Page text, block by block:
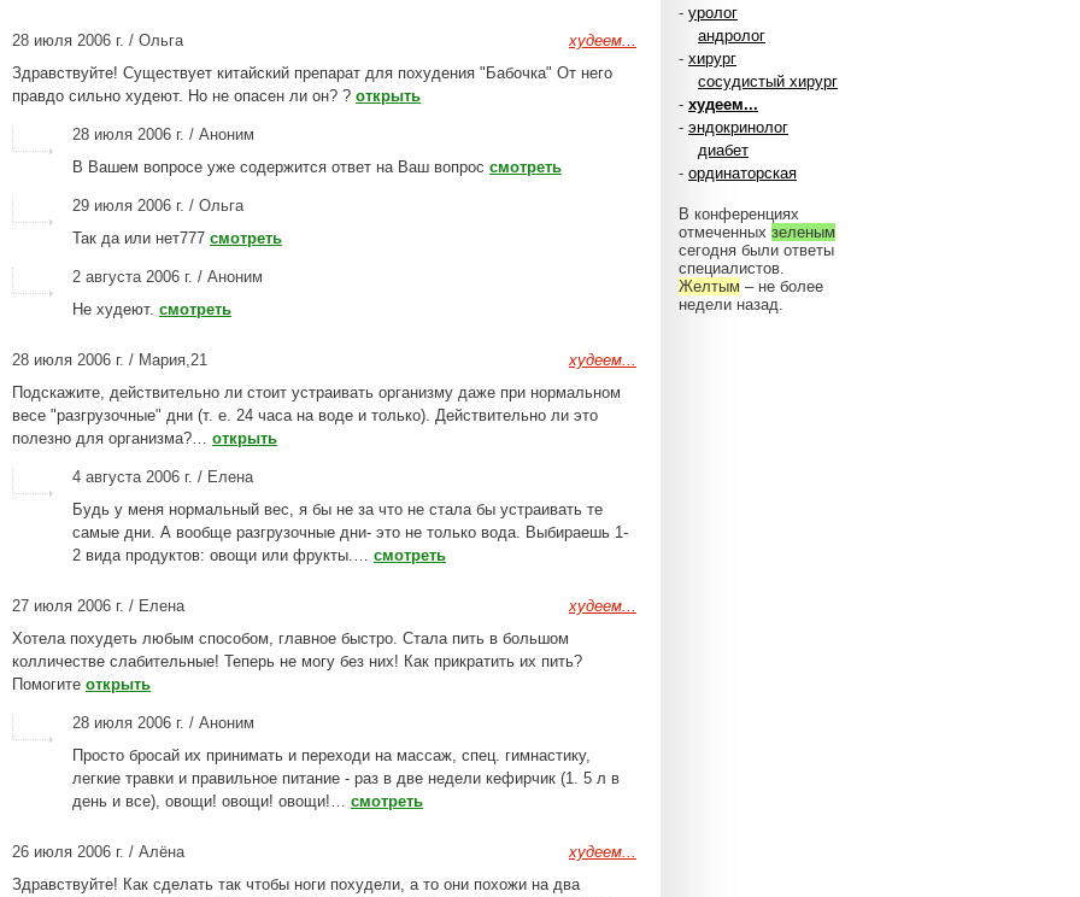
- уролог
андролог
- хирург
сосудистый хирург
- худеем...
- эндокринолог
диабет
- ординаторская
В конференциях
отмеченных зеленым
сегодня были ответы
специалистов.
Желтым – не более
недели назад.
худеем...
28 июля 2006 г. / Ольга
Здравствуйте! Существует китайский препарат для похудения "Бабочка" От него
правдо сильно худеют. Но не опасен ли он? ? открыть
28 июля 2006 г. / Аноним
В Вашем вопросе уже содержится ответ на Ваш вопрос смотреть
29 июля 2006 г. / Ольга
Так да или нет777 смотреть
2 августа 2006 г. / Аноним
Не худеют. смотреть
худеем...
28 июля 2006 г. / Мария,21
Подскажите, действительно ли стоит устраивать организму даже при нормальном
весе "разгрузочные" дни (т. е. 24 часа на воде и только). Действительно ли это
полезно для организма?… открыть
4 августа 2006 г. / Елена
Будь у меня нормальный вес, я бы не за что не стала бы устраивать те
самые дни. А вообще разгрузочные дни- это не только вода. Выбираешь 1-
2 вида продуктов: овощи или фрукты.… смотреть
худеем...
27 июля 2006 г. / Елена
Хотела похудеть любым способом, главное быстро. Стала пить в большом
колличестве слабительные! Теперь не могу без них! Как прикратить их пить?
Помогите открыть
28 июля 2006 г. / Аноним
Просто бросай их принимать и переходи на массаж, спец. гимнастику,
легкие травки и правильное питание - раз в две недели кефирчик (1. 5 л в
день и все), овощи! овощи! овощи!… смотреть
худеем...
26 июля 2006 г. / Алёна
Здравствуйте! Как сделать так чтобы ноги похудели, а то они похожи на два